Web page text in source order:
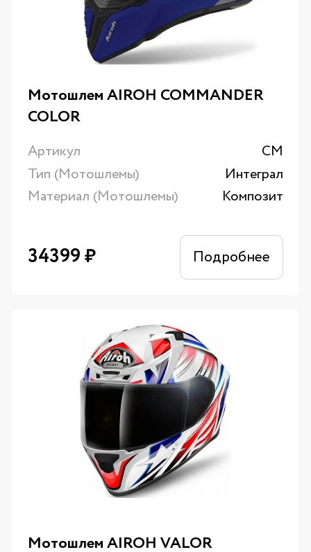
Мотошлем AIROH COMMANDER
COLOR
Артикул
CM
Тип (Мотошлемы)
Интеграл
Материал (Мотошлемы)
Композит
34399₽ Подробнее
Мотошлем AIROH VALOR